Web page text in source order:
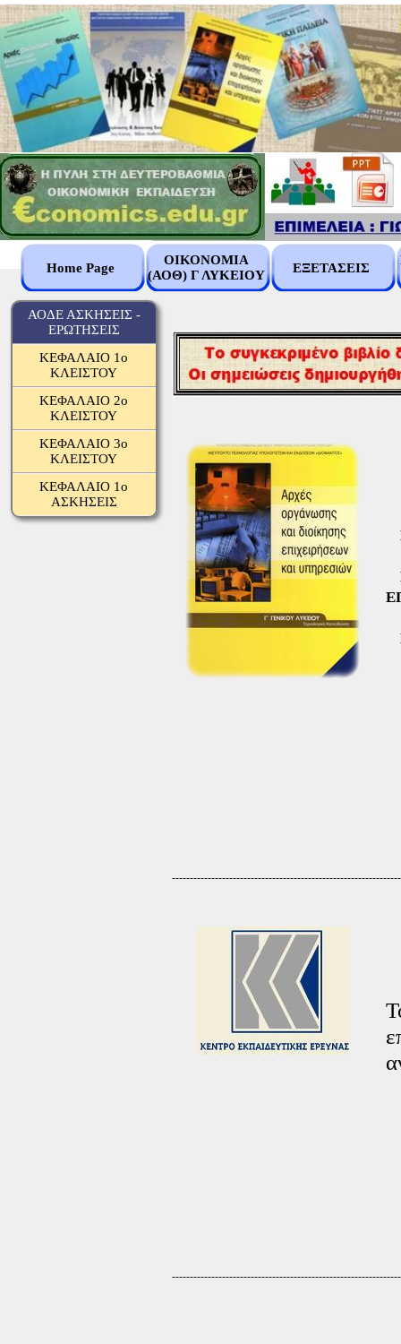
Home Page
ΟΙΚΟΝΟΜΙΑ
(ΑΟΘ) Γ ΛΥΚΕΙΟΥ
ΕΞΕΤΑΣΕΙΣ
ΑΟΔΕ ΑΣΚΗΣΕΙΣ -
ΕΡΩΤΗΣΕΙΣ
ΚΕΦΑΛΑΙΟ 1ο
ΚΛΕΙΣΤΟΥ
ΚΕΦΑΛΑΙΟ 2ο
ΚΛΕΙΣΤΟΥ
ΚΕΦΑΛΑΙΟ 3ο
ΚΛΕΙΣΤΟΥ
ΚΕΦΑΛΑΙΟ 1ο
ΑΣΚΗΣΕΙΣ